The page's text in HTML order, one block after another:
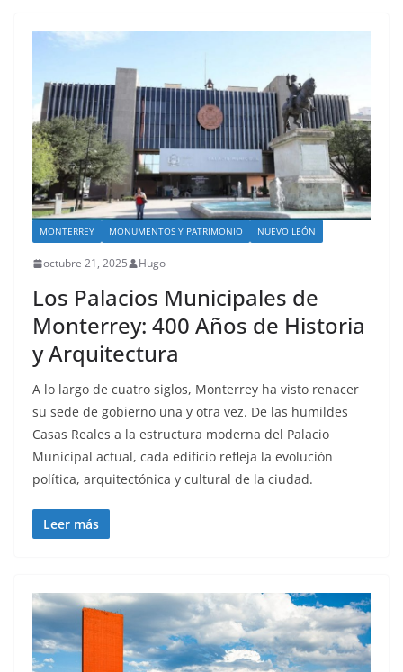
MONTERREY MONUMENTOS Y PATRIMONIO NUEVO LEÓN
octubre 21, 2025 Hugo
Los Palacios Municipales de
Monterrey: 400 Años de Historia
y Arquitectura
A lo largo de cuatro siglos, Monterrey ha visto renacer
su sede de gobierno una y otra vez. De las humildes
Casas Reales a la estructura moderna del Palacio
Municipal actual, cada edificio refleja la evolución
política, arquitectónica y cultural de la ciudad.
Leer más